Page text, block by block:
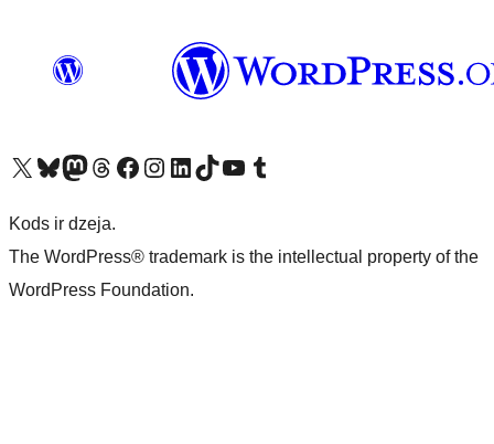
Apmeklējiet mūsu X (agrāk Twitter) kontu
Apmeklējiet mūsu Bluesky kontu
Apmeklējiet mūsu Mastodon kontu
Apmeklējiet mūsu Threads kontu
Apmeklējiet mūsu Facebook lapuApmeklējiet mūsu Instagram kontu
Apmeklējiet mūsu LinkedIn kontu
Apmeklējiet mūsu TikTok kontu
Apmeklējiet mūsu YouTube kanālu
Apmeklējiet mūsu Tumblr kontu
Kods ir dzeja.
The WordPress® trademark is the intellectual property of the
WordPress Foundation.